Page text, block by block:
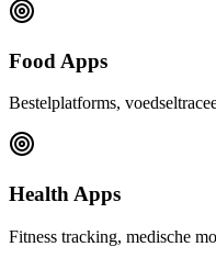
Food Apps
Bestelplatforms,
Health Apps
Fitness tracking, medische